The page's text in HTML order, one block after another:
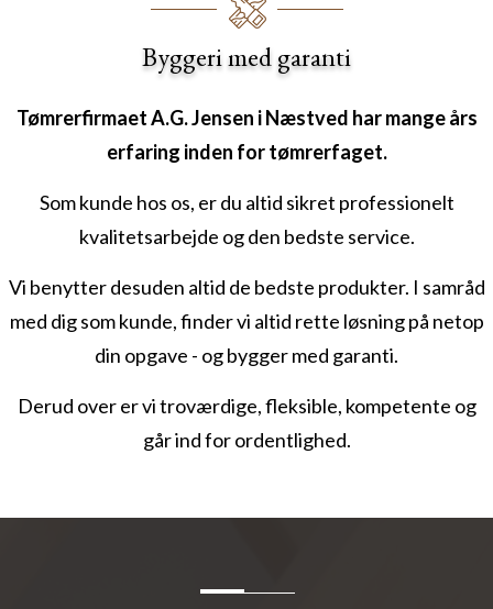
Byggeri med garanti
Tømrerfirmaet A.G. Jensen i Næstved har mange års
erfaring inden for tømrerfaget.
Som kunde hos os, er du altid sikret professionelt
kvalitetsarbejde og den bedste service.
Vi benytter desuden altid de bedste produkter. I samråd
med dig som kunde, finder vi altid rette løsning på netop
din opgave - og bygger med garanti.
Derud over er vi troværdige, fleksible, kompetente og
går ind for ordentlighed.